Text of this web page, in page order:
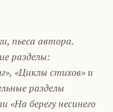
пьеса автора.
разделы:
«Циклы стихов» и
разделы
берегу несинего